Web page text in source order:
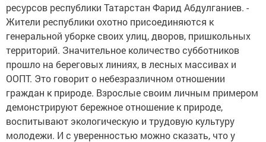
ресурсов республики Татарстан Фарид Абдулганиев. -
Жители республики охотно присоединяются к
генеральной уборке своих улиц, дворов, пришкольных
территорий. Значительное количество субботников
прошло на береговых линиях, в лесных массивах и
ООПТ. Это говорит о небезразличном отношении
граждан к природе. Взрослые своим личным примером
демонстрируют бережное отношение к природе,
воспитывают экологическую и трудовую культуру
молодежи. И с уверенностью можно сказать, что у